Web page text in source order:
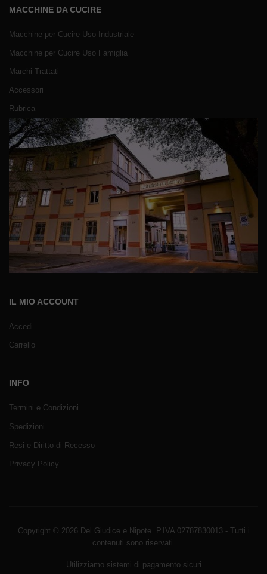
MACCHINE DA CUCIRE
Macchine per Cucire Uso Industriale
Macchine per Cucire Uso Famiglia
Marchi Trattati
Accessori
Rubrica
IL MIO ACCOUNT
Accedi
Carrello
INFO
Termini e Condizioni
Spedizioni
Resi e Diritto di Recesso
Privacy Policy
Copyright © 2026 Del Giudice e Nipote. P.IVA 02787830013 - Tutti i
contenuti sono riservati.
Utilizziamo sistemi di pagamento sicuri